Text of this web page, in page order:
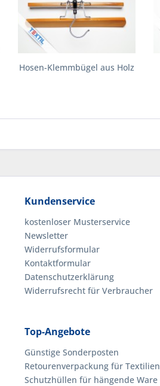
Hosen-Klemmbügel aus Holz
Kundenservice
kostenloser Musterservice
Newsletter
Widerrufsformular
Kontaktformular
Datenschutzerklärung
Widerrufsrecht für Verbraucher
Top-Angebote
Günstige Sonderposten
Retourenverpackung für Textilien
Schutzhüllen für hängende Ware